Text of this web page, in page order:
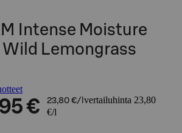
Intense Moisture
Lemongrass
€ 23,80 €/l vertailuhinta 23,80
€/l